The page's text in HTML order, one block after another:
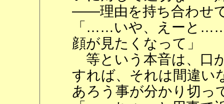
――理由を持ち合わせ
「……いや、えーと
顔が見たくなって」
等という本音は、口
すれば、それは間違い
あろう事が分かり切っ